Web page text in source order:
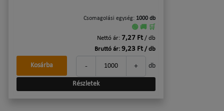
Csomagolási egység: 1000 db
🟢 🚚 🛒
Nettó ár: 7,27 Ft / db
Bruttó ár: 9,23 Ft / db
- + db
Kosárba
Részletek